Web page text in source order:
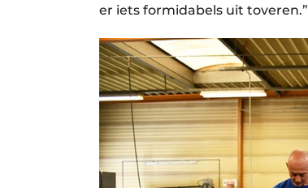
er iets formidabels uit toveren.”